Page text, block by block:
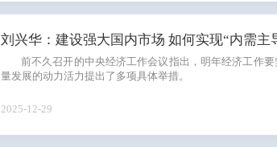
刘兴华：建设强大国内市场 如何实现“内需主
前不久召开的中央经济工作会议指出，明年经济工作
量发展的动力活力提出了多项具体举措。
2025-12-29